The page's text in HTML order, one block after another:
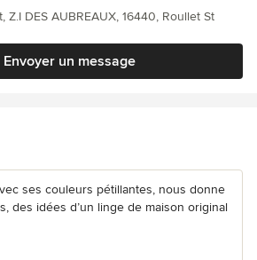
Envoyer un message
Z.I DES AUBREAUX, 16440, Roullet St
ses couleurs pétillantes, nous donne
des idées d’un linge de maison original